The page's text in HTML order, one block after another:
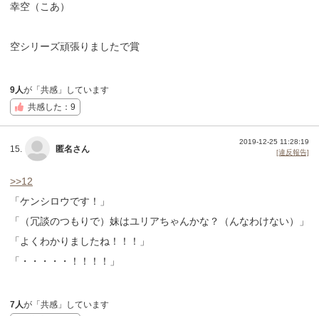
幸空（こあ）
空シリーズ頑張りましたで賞
9人が「共感」しています
共感した：9
15. 匿名さん
2019-12-25 11:28:19
[違反報告]
>>12
「ケンシロウです！」
「（冗談のつもりで）妹はユリアちゃんかな？（んなわけない）」
「よくわかりましたね！！！」
「・・・・・！！！！」
7人が「共感」しています